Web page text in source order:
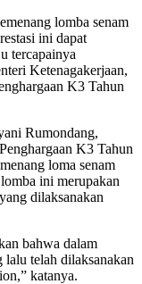
lomba senam
ini dapat
tercapainya
Ketenagakerjaan,
K3 Tahun
Rumondang,
K3 Tahun
loma senam
ini merupakan
dilaksanakan
bahwa dalam
telah dilaksanakan
katanya.